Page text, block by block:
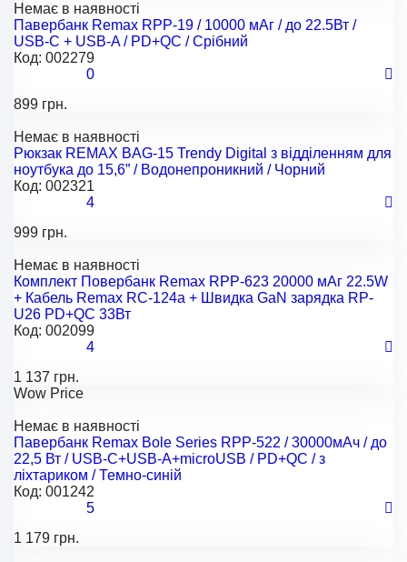
Немає в наявності
Павербанк Remax RPP-19 / 10000 мАг / до 22.5Вт /
USB-C + USB-A / PD+QC / Срібний
Код: 002279
0
899 грн.
Немає в наявності
Рюкзак REMAX BAG-15 Trendy Digital з відділенням для
ноутбука до 15,6” / Водонепроникний / Чорний
Код: 002321
4
999 грн.
Немає в наявності
Комплект Повербанк Remax RPP-623 20000 мАг 22.5W
+ Кабель Remax RC-124a + Швидка GaN зарядка RP-
U26 PD+QC 33Вт
Код: 002099
4
1 137 грн.
Wow Price
Немає в наявності
Павербанк Remax Bole Series RPP-522 / 30000мАч / до
22,5 Вт / USB-C+USB-A+microUSB / PD+QC / з
ліхтариком / Темно-синій
Код: 001242
5
1 179 грн.